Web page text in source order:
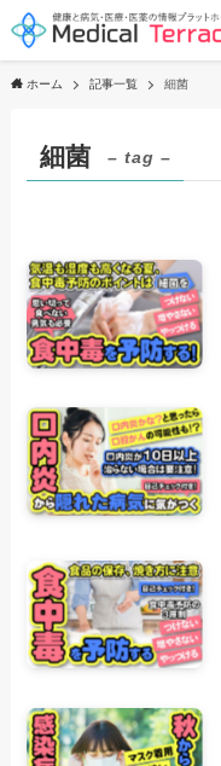
ホーム 記事一覧 細菌
細菌 – tag –